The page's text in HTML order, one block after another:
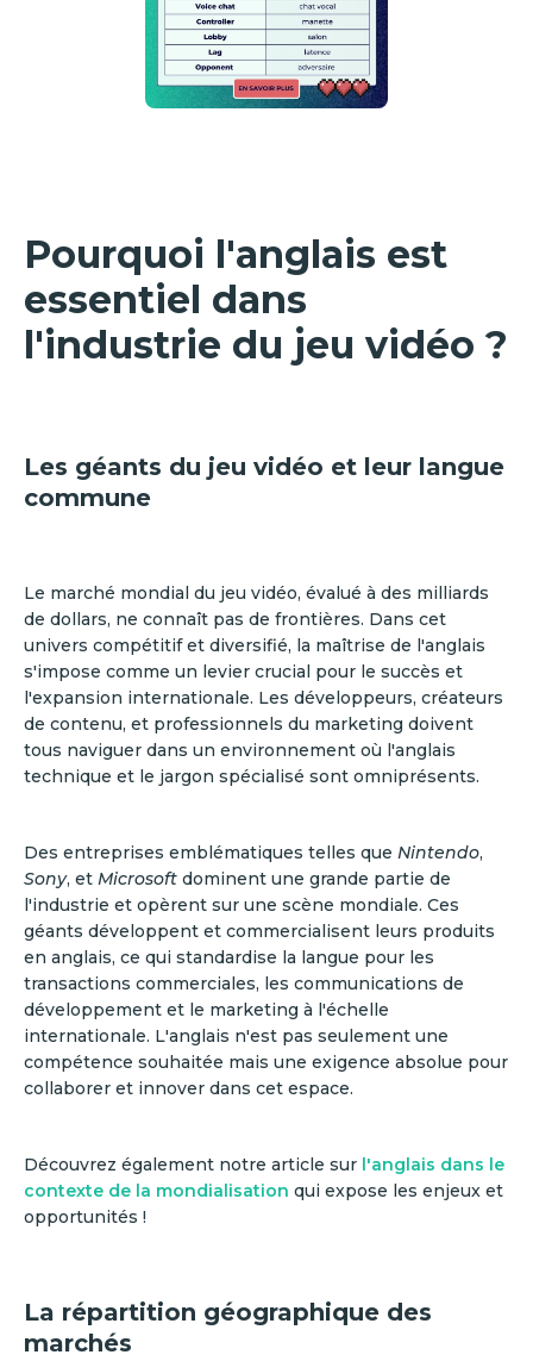
Pourquoi l'anglais est
essentiel dans
l'industrie du jeu vidéo ?
Les géants du jeu vidéo et leur langue
commune
Le marché mondial du jeu vidéo, évalué à des milliards
de dollars, ne connaît pas de frontières. Dans cet
univers compétitif et diversifié, la maîtrise de l'anglais
s'impose comme un levier crucial pour le succès et
l'expansion internationale. Les développeurs, créateurs
de contenu, et professionnels du marketing doivent
tous naviguer dans un environnement où l'anglais
technique et le jargon spécialisé sont omniprésents.
Des entreprises emblématiques telles que Nintendo,
Sony, et Microsoft dominent une grande partie de
l'industrie et opèrent sur une scène mondiale. Ces
géants développent et commercialisent leurs produits
en anglais, ce qui standardise la langue pour les
transactions commerciales, les communications de
développement et le marketing à l'échelle
internationale. L'anglais n'est pas seulement une
compétence souhaitée mais une exigence absolue pour
collaborer et innover dans cet espace.
Découvrez également notre article sur l'anglais dans le
contexte de la mondialisation qui expose les enjeux et
opportunités !
La répartition géographique des
marchés